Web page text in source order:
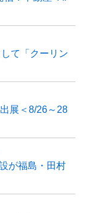
て「クーリン
展＜8/26～28
が福島・田村